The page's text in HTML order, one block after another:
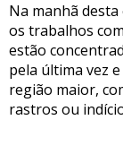
Na manhã
os trabalhos
estão
pela última vez
região maior,
rastros ou